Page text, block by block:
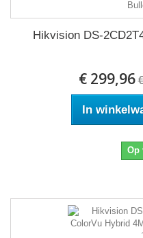
Hikvision DS-
€ 299,96
In
Op